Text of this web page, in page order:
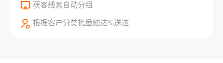
获客线索自动分组
根据客户分类批量触达%送达